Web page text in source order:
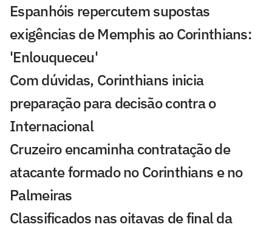
Espanhóis repercutem supostas
exigências de Memphis ao Corinthians:
'Enlouqueceu'
Com dúvidas, Corinthians inicia
preparação para decisão contra o
Internacional
Cruzeiro encaminha contratação de
atacante formado no Corinthians e no
Palmeiras
Classificados nas oitavas de final da